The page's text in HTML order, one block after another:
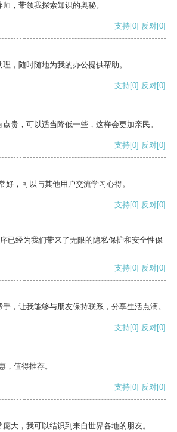
，带领我探索知识的奥秘。
支持[0] 反对[0]
，随时随地为我的办公提供帮助。
支持[0] 反对[0]
贵，可以适当降低一些，这样会更加亲民。
支持[0] 反对[0]
好，可以与其他用户交流学习心得。
支持[0] 反对[0]
已经为我们带来了无限的隐私保护和安全性保
支持[0] 反对[0]
，让我能够与朋友保持联系，分享生活点滴。
支持[0] 反对[0]
，值得推荐。
支持[0] 反对[0]
大，我可以结识到来自世界各地的朋友。